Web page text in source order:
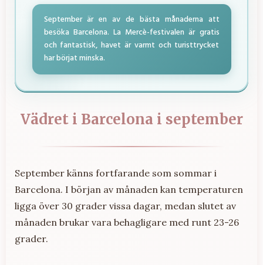
September är en av de bästa månaderna att
besöka Barcelona. La Mercè-festivalen är gratis
och fantastisk, havet är varmt och turisttrycket
har börjat minska.
Vädret i Barcelona i september
September känns fortfarande som sommar i
Barcelona. I början av månaden kan temperaturen
ligga över 30 grader vissa dagar, medan slutet av
månaden brukar vara behagligare med runt 23-26
grader.